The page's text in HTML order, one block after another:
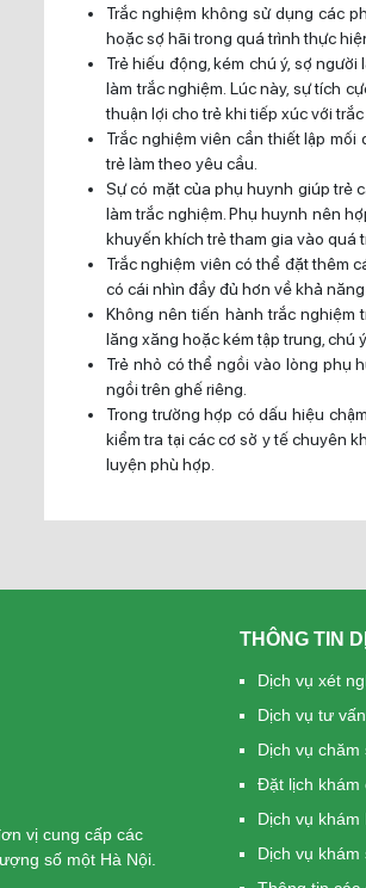
Trắc nghiệm không sử dụng các
hoặc sợ hãi trong quá trình thực
Trẻ hiếu động, kém chú ý, sợ
làm trắc nghiệm. Lúc này, sự tích
thuận lợi cho trẻ khi tiếp xúc với trắc
Trắc nghiệm viên cần thiết lập
trẻ làm theo yêu cầu.
Sự có mặt của phụ huynh giúp trẻ
làm trắc nghiệm. Phụ huynh nên
khuyến khích trẻ tham gia vào quá
Trắc nghiệm viên có thể đặt thêm
có cái nhìn đầy đủ hơn về khả năng
Không nên tiến hành trắc nghiệm
lăng xăng hoặc kém tập trung, chú ý.
Trẻ nhỏ có thể ngồi vào lòng phụ
ngồi trên ghế riêng.
Trong trường hợp có dấu hiệu
kiểm tra tại các cơ sở y tế chuyên
luyện phù hợp.
vị cung cấp các
số một Hà Nội.
THÔNG TIN
Dịch vụ xét
Dịch vụ tư
Dịch vụ
Đặt lịch khám
Dịch vụ
Dịch vụ